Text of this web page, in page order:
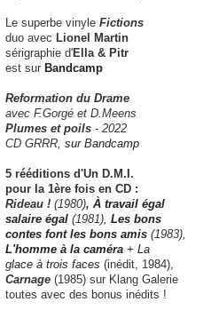
Le superbe vinyle Fictions
duo avec Lionel Martin
sérigraphie d'Ella & Pitr
est sur Bandcamp
Reformation du Drame
avec F.Gorgé et D.Meens
Plumes et poils - 2022
CD GRRR, sur Bandcamp
5 rééditions d'Un D.M.I.
pour la 1ère fois en CD :
Rideau ! (1980), À travail égal
salaire égal (1981), Les bons
contes font les bons amis (1983),
L'homme à la caméra + La
glace à trois faces (inédit, 1984),
Carnage (1985) sur Klang Galerie
toutes avec des bonus inédits !